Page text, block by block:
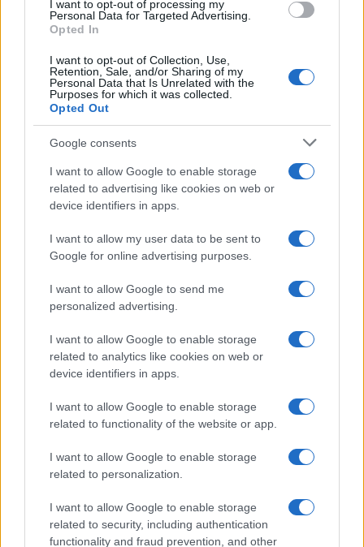
I want to opt-out of processing my
Personal Data for Targeted Advertising.
Opted In
I want to opt-out of Collection, Use,
Retention, Sale, and/or Sharing of my
Personal Data that Is Unrelated with the
Purposes for which it was collected.
Opted Out
Google consents
I want to allow Google to enable storage
related to advertising like cookies on web or
device identifiers in apps.
I want to allow my user data to be sent to
Google for online advertising purposes.
I want to allow Google to send me
personalized advertising.
I want to allow Google to enable storage
related to analytics like cookies on web or
device identifiers in apps.
I want to allow Google to enable storage
related to functionality of the website or app.
I want to allow Google to enable storage
related to personalization.
I want to allow Google to enable storage
related to security, including authentication
functionality and fraud prevention, and other
Vuoi rimuovere le pubblicità nazionali?
Puoi abbonarti asoli € 1,10 al mese
cliccandoqui
Sei già abbonato?
Puoi effettuare l'accesso andando nella
sezioneLogin dal menù del sito o
TEMI: Ambiente Arzachena
Comune Arzachena
Eventi Arzachena
Smeralda Holding Blue Days
Notizie in tempo reale?
Entra nel canale telegram di
Inviaci le tue segnalazioni,
i tuoi video e le tue foto